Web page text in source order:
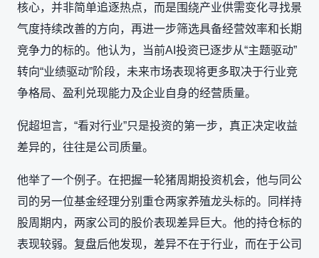
核心，并非简单追逐热点，而是围绕产业供需变化寻找景
气度持续改善的方向，再进一步筛选具备经营效率和长期
竞争力的标的。他认为，当前AI投资已逐步从“主题驱动”
转向“业绩驱动”阶段，未来市场表现将更多取决于行业竞
争格局、盈利兑现能力及企业自身的经营质量。
倪超坦言，“看对行业”只是投资的第一步，真正决定收益
差异的，往往是公司质量。
他举了一个例子。在把握一轮猪周期投资机会，他与同公
司的另一位基金经理分别重仓两家养殖龙头标的。同样持
股周期内，两家公司的股价表现差异巨大。他的持仓标的
表现较弱。复盘后他发现，差异不在于行业，而在于公司